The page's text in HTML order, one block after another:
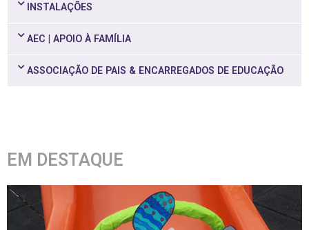
INSTALAÇÕES
AEC | APOIO À FAMÍLIA
ASSOCIAÇÃO DE PAIS & ENCARREGADOS DE EDUCAÇÃO
EM DESTAQUE